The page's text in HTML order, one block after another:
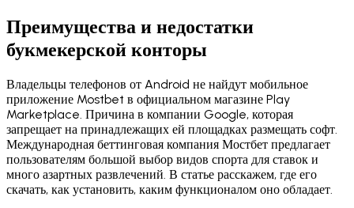
Преимущества и недостатки
букмекерской конторы
Владельцы телефонов от Android не найдут мобильное
приложение Mostbet в официальном магазине Play
Marketplace. Причина в компании Google, которая
запрещает на принадлежащих ей площадках размещать софт.
Международная беттинговая компания Мостбет предлагает
пользователям большой выбор видов спорта для ставок и
много азартных развлечений. В статье расскажем, где его
скачать, как установить, каким функционалом оно обладает.